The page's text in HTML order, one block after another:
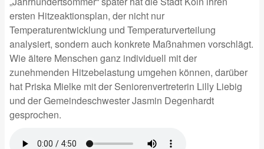
ersten Hitzeaktionsplan, der nicht nur
Temperaturentwicklung und Temperaturverteilung
analysiert, sondern auch konkrete Maßnahmen vorschlägt.
Wie ältere Menschen ganz individuell mit der
zunehmenden Hitzebelastung umgehen können, darüber
hat Priska Mielke mit der Seniorenvertreterin Lilly Liebig
und der Gemeindeschwester Jasmin Degenhardt
gesprochen.